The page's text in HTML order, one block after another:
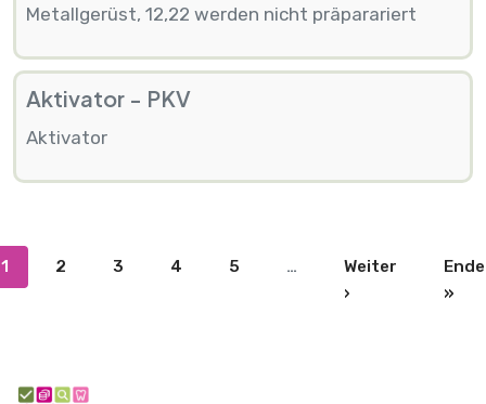
Metallgerüst, 12,22 werden nicht präparariert
Aktivator - PKV
Aktivator
1 2 3 4 5 …
Weiter
›Nächste Seite
Ende
»